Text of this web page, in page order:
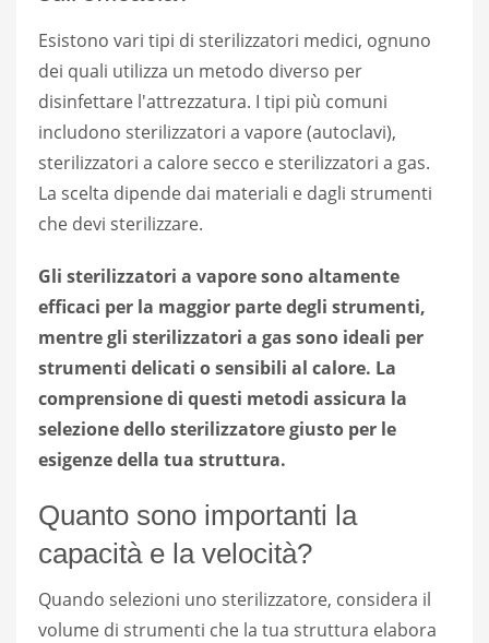
Esistono vari tipi di sterilizzatori medici, ognuno
dei quali utilizza un metodo diverso per
disinfettare l'attrezzatura. I tipi più comuni
includono sterilizzatori a vapore (autoclavi),
sterilizzatori a calore secco e sterilizzatori a gas.
La scelta dipende dai materiali e dagli strumenti
che devi sterilizzare.
Gli sterilizzatori a vapore sono altamente
efficaci per la maggior parte degli strumenti,
mentre gli sterilizzatori a gas sono ideali per
strumenti delicati o sensibili al calore. La
comprensione di questi metodi assicura la
selezione dello sterilizzatore giusto per le
esigenze della tua struttura.
Quanto sono importanti la
capacità e la velocità?
Quando selezioni uno sterilizzatore, considera il
volume di strumenti che la tua struttura elabora